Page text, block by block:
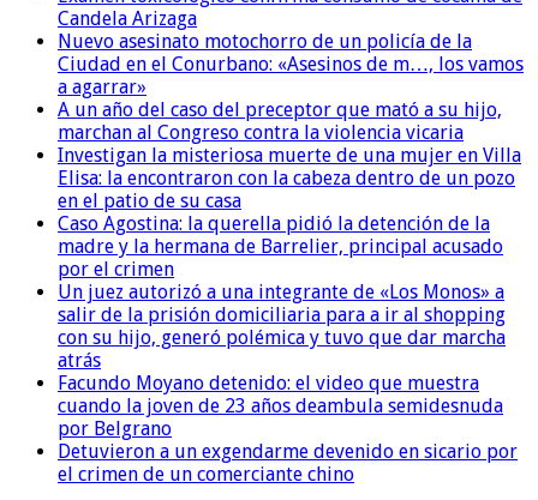
Candela Arizaga
Nuevo asesinato motochorro de un policía de la
Ciudad en el Conurbano: «Asesinos de m…, los vamos
a agarrar»
A un año del caso del preceptor que mató a su hijo,
marchan al Congreso contra la violencia vicaria
Investigan la misteriosa muerte de una mujer en Villa
Elisa: la encontraron con la cabeza dentro de un pozo
en el patio de su casa
Caso Agostina: la querella pidió la detención de la
madre y la hermana de Barrelier, principal acusado
por el crimen
Un juez autorizó a una integrante de «Los Monos» a
salir de la prisión domiciliaria para a ir al shopping
con su hijo, generó polémica y tuvo que dar marcha
atrás
Facundo Moyano detenido: el video que muestra
cuando la joven de 23 años deambula semidesnuda
por Belgrano
Detuvieron a un exgendarme devenido en sicario por
el crimen de un comerciante chino